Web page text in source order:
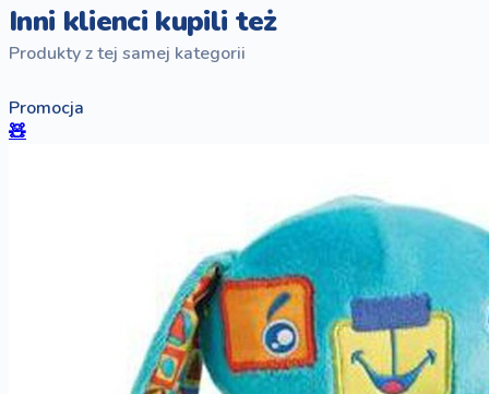
Inni klienci kupili też
Produkty z tej samej kategorii
Promocja
🧸